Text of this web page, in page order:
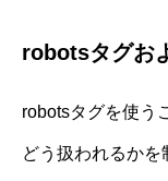
robotsタグお
robotsタグを使う
どう扱われるかを